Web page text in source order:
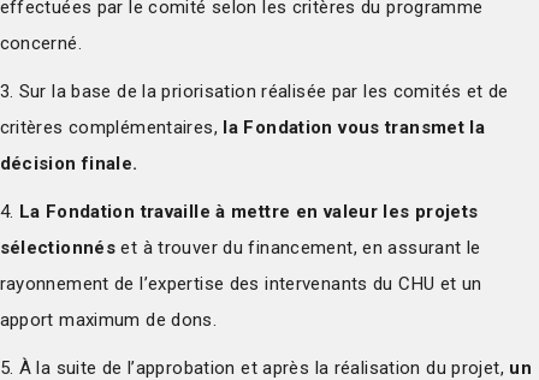
effectuées par le comité selon les critères du programme
concerné.
3. Sur la base de la priorisation réalisée par les comités et de
critères complémentaires, la Fondation vous transmet la
décision finale.
4. La Fondation travaille à mettre en valeur les projets
sélectionnés et à trouver du financement, en assurant le
rayonnement de l’expertise des intervenants du CHU et un
apport maximum de dons.
5. À la suite de l’approbation et après la réalisation du projet, un